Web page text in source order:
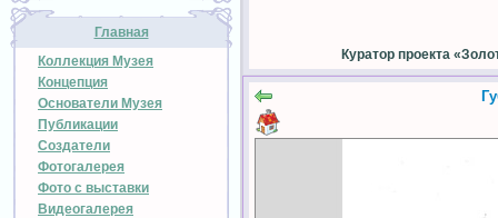
Главная
Коллекция Музея
Концепция
Основатели Музея
Публикации
Создатели
Фотогалерея
Фото с выставки
Видеогалерея
Куратор проекта